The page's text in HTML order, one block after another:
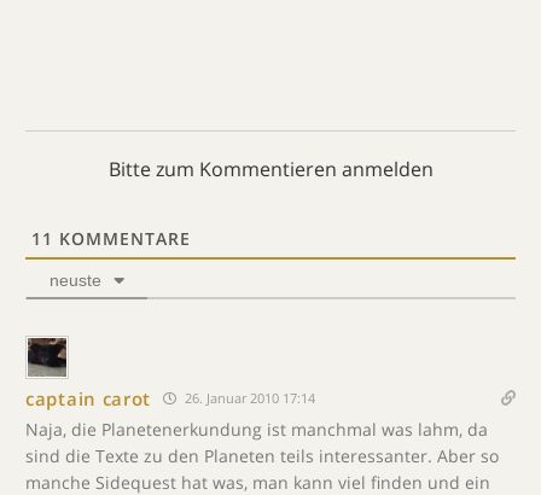
Bitte zum Kommentieren anmelden
11 KOMMENTARE
neuste
captain carot 26. Januar 2010 17:14
Naja, die Planetenerkundung ist manchmal was lahm, da
sind die Texte zu den Planeten teils interessanter. Aber so
manche Sidequest hat was, man kann viel finden und ein